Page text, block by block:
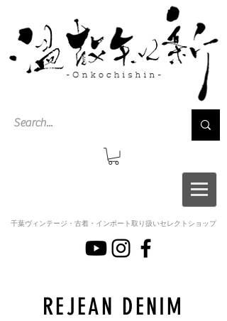
千葉ヴィンテージ・古着・インポート取り扱いセレクトショップ
REJEAN DENIM